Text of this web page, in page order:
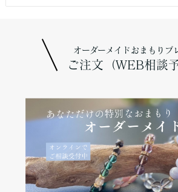
オーダーメイドおまもりブ
ご注文（WEB相談予